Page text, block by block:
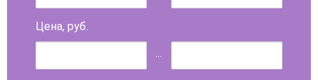
Цена, руб.
...